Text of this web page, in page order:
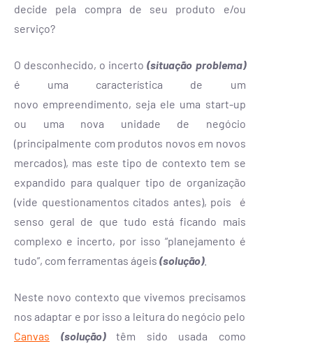
decide pela compra de seu produto e/ou
serviço?
O desconhecido, o incerto(situação problema)
é uma característica de um
novo empreendimento, seja ele uma start-up
ou uma nova unidade de negócio
(principalmente com produtos novos em novos
mercados), mas este tipo de contexto tem se
expandido para qualquer tipo de organização
(vide questionamentos citados antes), pois é
senso geral de que tudo está ficando mais
complexo e incerto, por isso “planejamento é
tudo”, com ferramentas ágeis (solução).
Neste novo contexto que vivemos precisamos
nos adaptar e por isso a leitura do negócio pelo
Canvas
(solução) têm sido usada como